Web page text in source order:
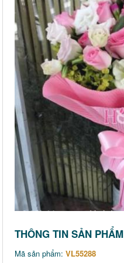
THÔNG TIN SẢN PHẨM
Mã sản phẩm: VL55288